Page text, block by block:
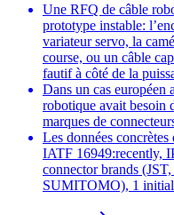
Une RFQ de câble
prototype instable:
variateur servo, la
course, ou un câble
fautif à côté de la
Dans un cas européen
robotique avait besoin
marques de
Les données
IATF 16949:recently,
connector brands
SUMITOMO), 1 initial